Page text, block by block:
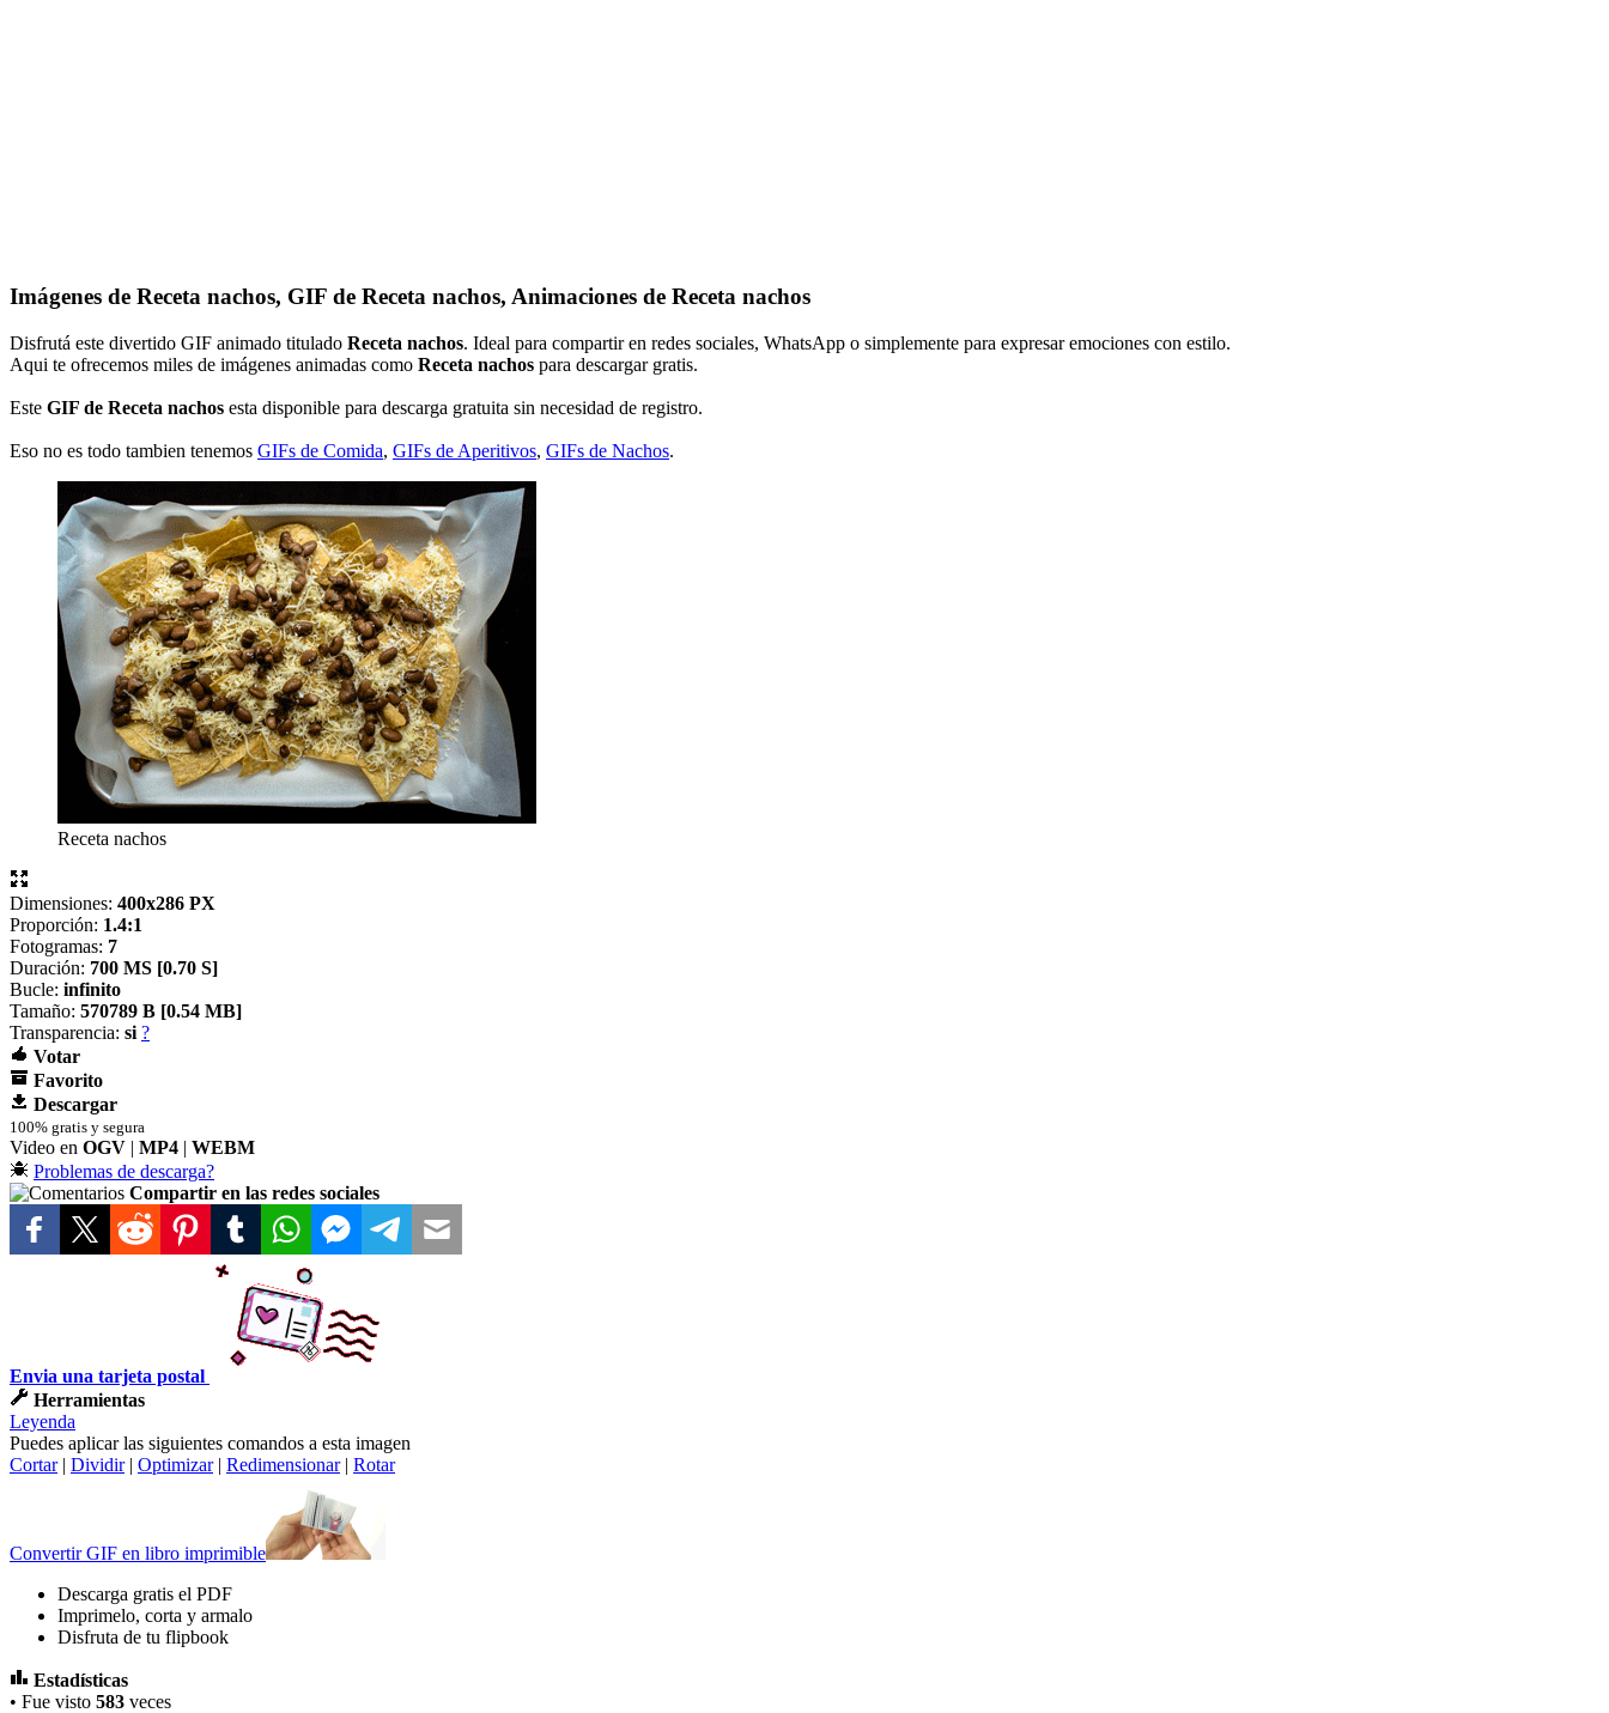
Imágenes de Receta nachos, GIF de Receta nachos, Animaciones de Receta nachos
Disfrutá este divertido GIF animado titulado Receta nachos. Ideal para compartir en redes sociales, WhatsApp o simplemente para expresar emociones con estilo.
Aqui te ofrecemos miles de imágenes animadas como Receta nachos para descargar gratis.
Este GIF de Receta nachos esta disponible para descarga gratuita sin necesidad de registro.
Eso no es todo tambien tenemos GIFs de Comida, GIFs de Aperitivos, GIFs de Nachos.
Receta nachos
Dimensiones: 400x286 PX
Proporción: 1.4:1
Fotogramas: 7
Duración: 700 MS [0.70 S]
Bucle: infinito
Tamaño: 570789 B [0.54 MB]
Transparencia: si ?
Votar
Favorito
Descargar
100% gratis y segura
Video en OGV | MP4 | WEBM
Problemas de descarga?
Compartir en las redes sociales
Envia una tarjeta postal
Herramientas
Leyenda
Puedes aplicar las siguientes comandos a esta imagen
Cortar| Dividir| Optimizar| Redimensionar| Rotar
Convertir GIF en libro imprimible
Descarga gratis el PDF
Imprimelo, corta y armalo
Disfruta de tu flipbook
Estadísticas
• Fue visto 583 veces